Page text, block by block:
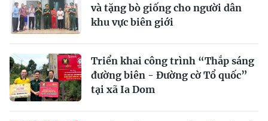
và tặng bò giống cho người dân
khu vực biên giới
Triển khai công trình “Thắp sáng
đường biên - Đường cờ Tổ quốc”
tại xã Ia Dom